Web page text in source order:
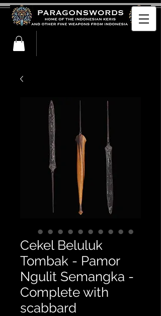
Cekel Beluluk
Tombak - Pamor
Ngulit Semangka -
Complete with
scabbard